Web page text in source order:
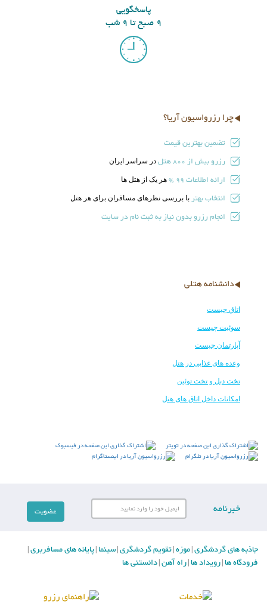
پاسخگویی
9 صبح تا 9 شب
چرا رزرواسیون آریا؟
تضمین بهترین قیمت
رزرو بیش از 800 هتل در سراسر ایران
ارائه اطلاعات 99 % هر یک از هتل ها
انتخاب بهتر با بررسی نظرهای مسافران برای هر هتل
انجام رزرو بدون نیاز به ثبت نام در سایت
دانشنامه هتلی
اتاق چیست
سوئیت چیست
آپارتمان چیست
وعده های غذایی در هتل
تخت دبل و تخت توئین
امکانات داخل اتاق های هتل
خبرنامه
جاذبه های گردشگری|موزه|تقویم گردشگری|سینما|پایانه های مسافربری|
فرودگاه ها|رویداد ها|راه آهن|دانستنی ها